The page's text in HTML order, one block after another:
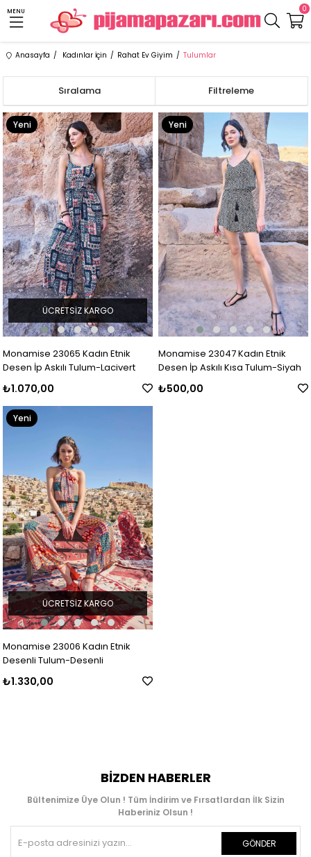
MENU 0
Anasayfa Kadınlar İçin Rahat Ev Giyim Tulumlar
Filtreleme
Sıralama
Monamise 23065 Kadın Etnik
Desen İp Askılı Tulum-Lacivert
₺1.070,00
ÜCRETSIZ KARGO
Yeni
Ürün
Monamise 23047 Kadın Etnik
Desen İp Askılı Kısa Tulum-Siyah
₺500,00
Yeni
Ürün
Monamise 23006 Kadın Etnik
Desenli Tulum-Desenli
₺1.330,00
ÜCRETSIZ KARGO
Yeni
BIZDEN HABERLER
Bültenimize Üye Olun ! Tüm İndirim ve Fırsatlardan İlk Sizin
Haberiniz Olsun !
GÖNDER